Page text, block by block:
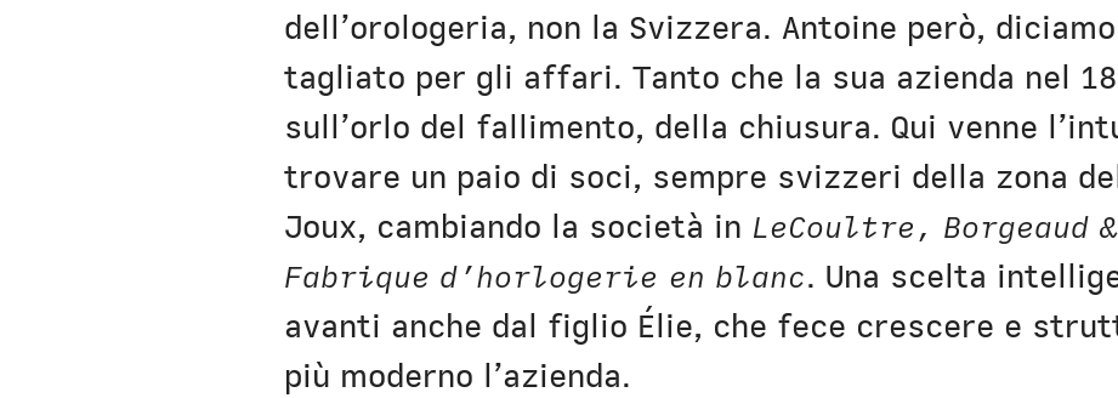
dell’orologeria, non la Svizzera. Antoine però,
tagliato per gli affari. Tanto che la sua azienda nel
sull’orlo del fallimento, della chiusura. Qui venne
trovare un paio di soci, sempre svizzeri della zona
Joux, cambiando la società in LeCoultre, Borgeaud
Fabrique d’horlogerie en blanc. Una scelta
avanti anche dal figlio Élie, che fece crescere e
più moderno l’azienda.